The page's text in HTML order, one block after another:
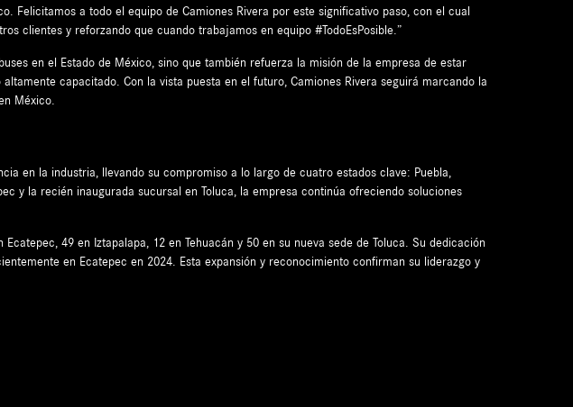
Felicitamos a todo el equipo de Camiones Rivera por este significativo paso, con el cual
clientes y reforzando que cuando trabajamos en equipo #TodoEsPosible.”
en el Estado de México, sino que también refuerza la misión de la empresa de estar
capacitado. Con la vista puesta en el futuro, Camiones Rivera seguirá marcando la
México.
en la industria, llevando su compromiso a lo largo de cuatro estados clave: Puebla,
y la recién inaugurada sucursal en Toluca, la empresa continúa ofreciendo soluciones
49 en Iztapalapa, 12 en Tehuacán y 50 en su nueva sede de Toluca. Su dedicación
en Ecatepec en 2024. Esta expansión y reconocimiento confirman su liderazgo y